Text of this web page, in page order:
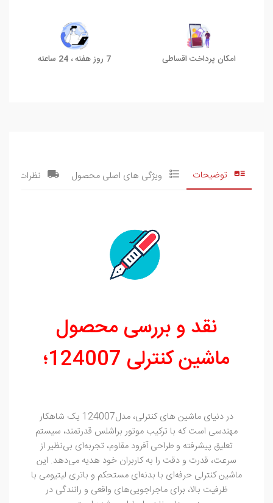
امکان پرداخت اقساطی 7 روز هفته ، 24 ساعته
توضیحات ویژگی های اصلی محصول نظرات
نقد و بررسی محصول
ماشین کنترلی 124007؛
در دنیای ماشین‌ های کنترلی، مدل124007 یک شاهکار
مهندسی است که با ترکیب موتور براشلس قدرتمند، سیستم
تعلیق پیشرفته و طراحی آفرود مقاوم، تجربه‌ای بی‌نظیر از
سرعت، قدرت و دقت را به کاربران خود هدیه می‌دهد. این
ماشین کنترلی حرفه‌ای با بدنه‌ای مستحکم و باتری لیتیومی با
ظرفیت بالا، برای ماجراجویی‌های واقعی و رانندگی در